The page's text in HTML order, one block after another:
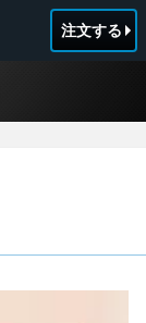
注文する